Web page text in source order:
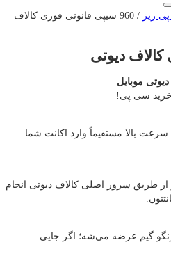
ریز
/ 960 سیپی قانونی فوری کالاف
خرید سی پی!
بالا مستقیماً وارد اکانت شما
طریق سرور اصلی کالاف دیوتی انجام
رنگو گیم عرضه می‌شه؛ اگر جایی